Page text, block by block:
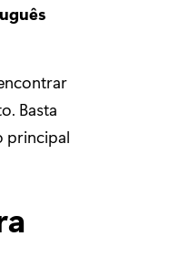
Basta
principal